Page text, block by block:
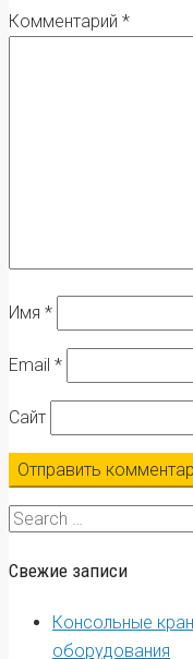
Комментарий *
Имя *
Email *
Сайт
Search
Свежие записи
Консольные
оборудования